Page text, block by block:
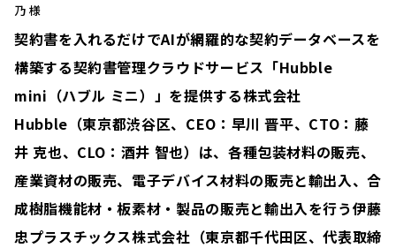
乃 様
契約書を入れるだけでAIが網羅的な契約データベースを
構築する契約書管理クラウドサービス「Hubble
mini（ハブル ミニ）」を提供する株式会社
Hubble（東京都渋谷区、CEO：早川 晋平、CTO：藤
井 克也、CLO：酒井 智也）は、各種包装材料の販売、
産業資材の販売、電子デバイス材料の販売と輸出入、合
成樹脂機能材・板素材・製品の販売と輸出入を行う伊藤
忠プラスチックス株式会社（東京都千代田区、代表取締